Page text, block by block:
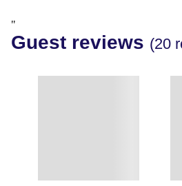
"
Guest reviews (20